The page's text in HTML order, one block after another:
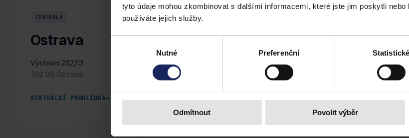
tyto údaje mohou zkombinovat s dalšími informacemi, které jste jim poskytli
používáte jejich služby.
Nutné Preferenční Statistické
Odmítnout Povolit výběr
CENTRÁLA
Ostrava
Výstavní 292/13
702 00 Ostrava
VIRTUÁLNÍ PROHLÍDKA→
Praha
V Parku 2335/20
148 00 Praha 4